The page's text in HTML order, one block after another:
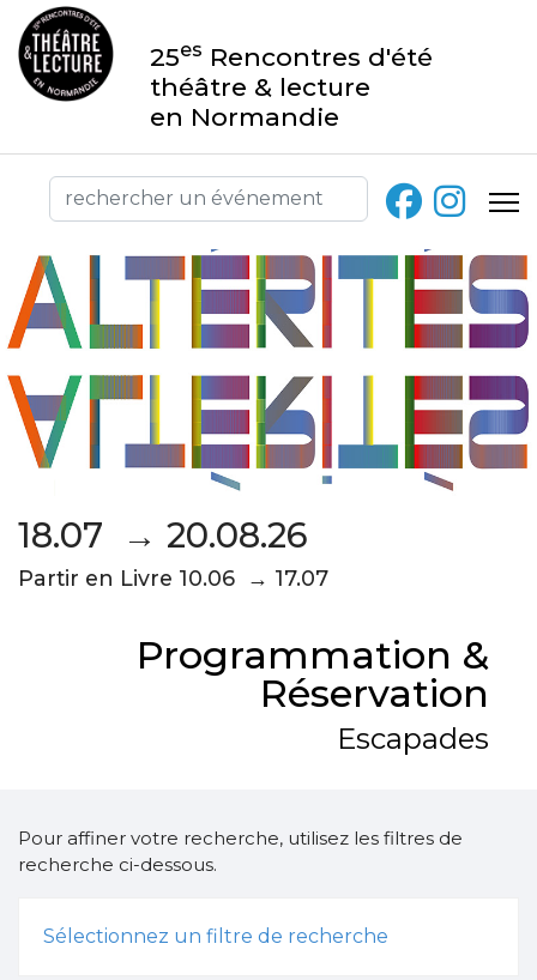
25es Rencontres d'été
théâtre & lecture
en Normandie
18.07 → 20.08.26
Partir en Livre 10.06 → 17.07
Programmation &
Réservation
Escapades
Pour affiner votre recherche, utilisez les filtres de
recherche ci-dessous.
Sélectionnez un filtre de recherche